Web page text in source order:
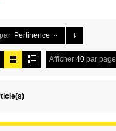
Pertinence
Afficher 40 par page